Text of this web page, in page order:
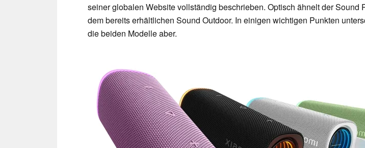
seiner globalen Website vollständig beschrieben. Optisch ähnelt der Sound
dem bereits erhältlichen Sound Outdoor. In einigen wichtigen Punkten
die beiden Modelle aber.